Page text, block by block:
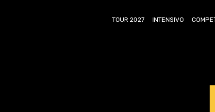
TOUR 2027 INTENSIVO